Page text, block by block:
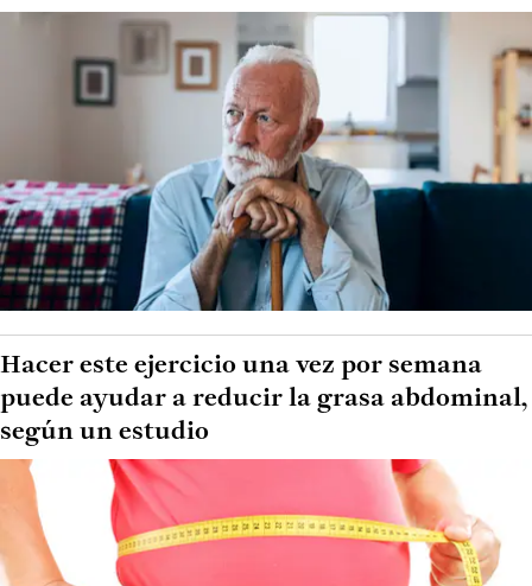
Hacer este ejercicio una vez por semana
puede ayudar a reducir la grasa abdominal,
según un estudio